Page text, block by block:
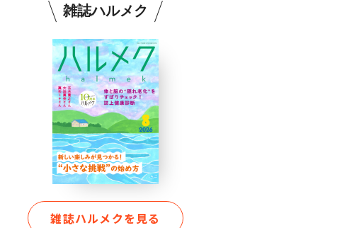
雑誌ハルメク
雑誌ハルメクを見る